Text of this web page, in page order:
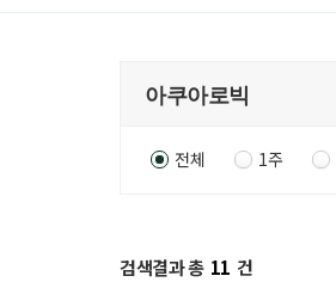
전체 1주
검색결과 총 11 건